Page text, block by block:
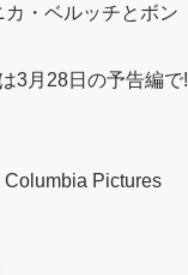
・ベルッチとボン
3月28日の予告編で!
Pictures